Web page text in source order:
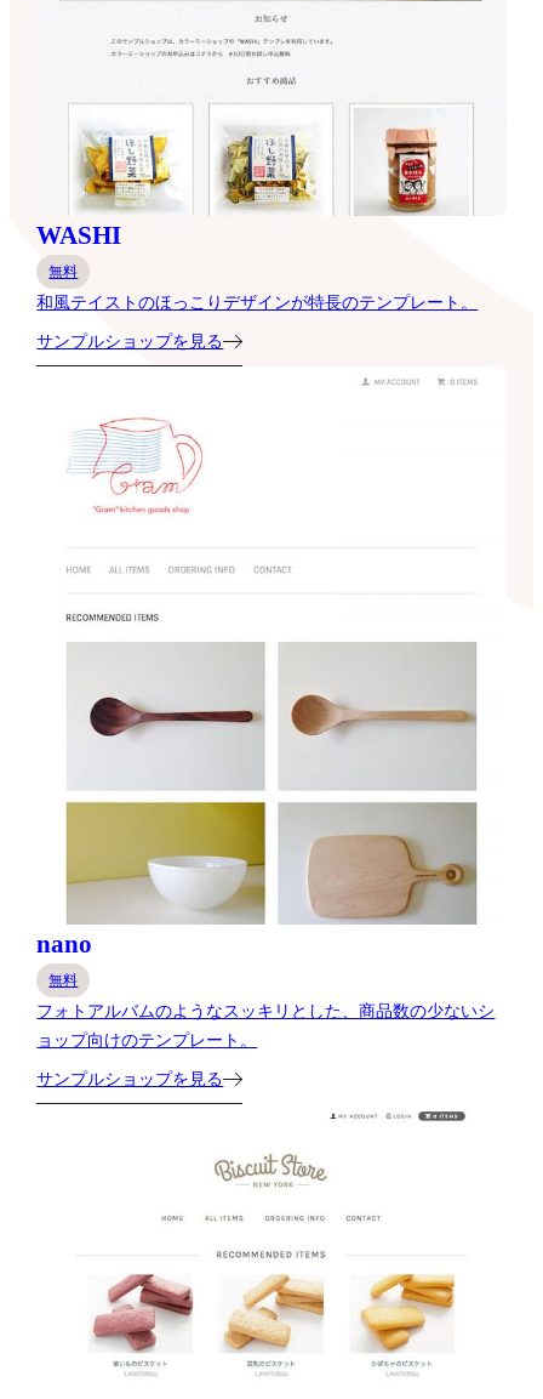
WASHI
無料
和風テイストのほっこりデザインが特長のテンプレート。
サンプルショップを見る
nano
無料
フォトアルバムのようなスッキリとした、商品数の少ないシ
ョップ向けのテンプレート。
サンプルショップを見る